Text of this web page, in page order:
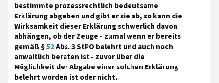
bestimmte prozessrechtlich bedeutsame
Erklärung abgeben und gibt er sie ab, so kann die
Wirksamkeit dieser Erklärung schwerlich davon
abhängen, ob der Zeuge - zumal wenn er bereits
gemäß §52Abs. 3 StPO belehrt und auch noch
anwaltlich beraten ist - zuvor über die
Möglichkeit der Abgabe einer solchen Erklärung
belehrt worden ist oder nicht.